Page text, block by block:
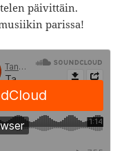
päivittäin.
parissa!